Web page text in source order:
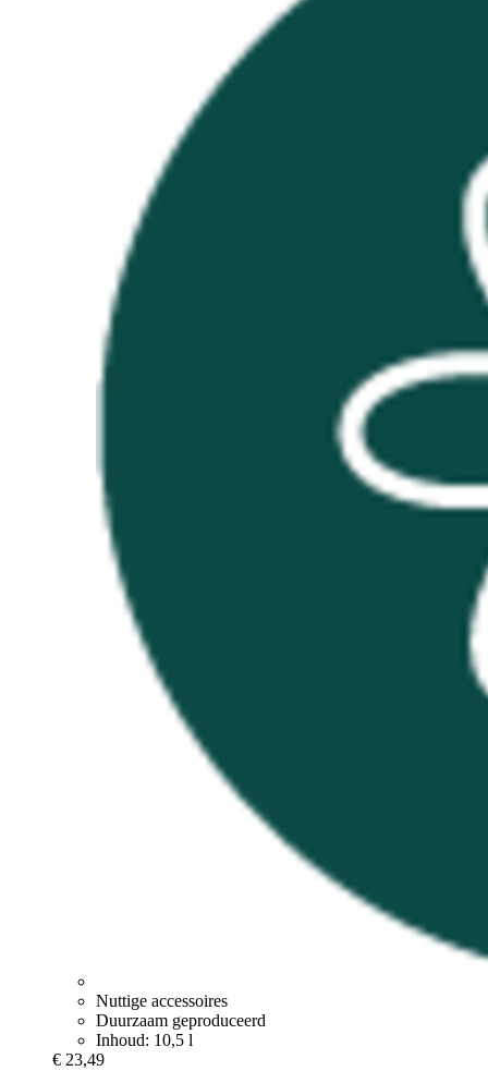
Nuttige accessoires
Duurzaam geproduceerd
Inhoud: 10,5 l
€ 23,49